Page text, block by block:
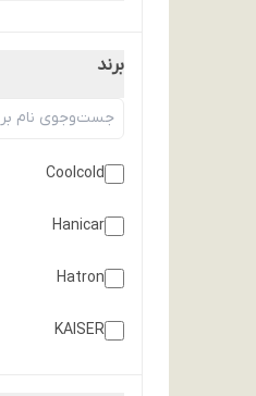
برند
Coolcold
Hanicar
Hatron
KAISER